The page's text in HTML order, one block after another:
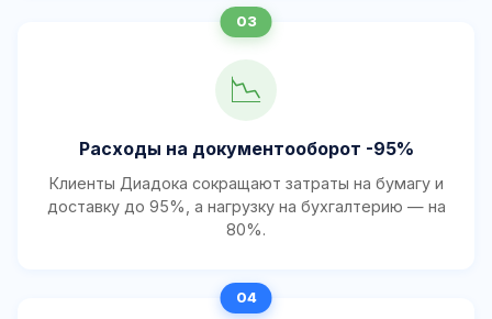
📉
Расходы на документооборот -95%
Клиенты Диадока сокращают затраты на бумагу и
доставку до 95%, а нагрузку на бухгалтерию — на
80%.